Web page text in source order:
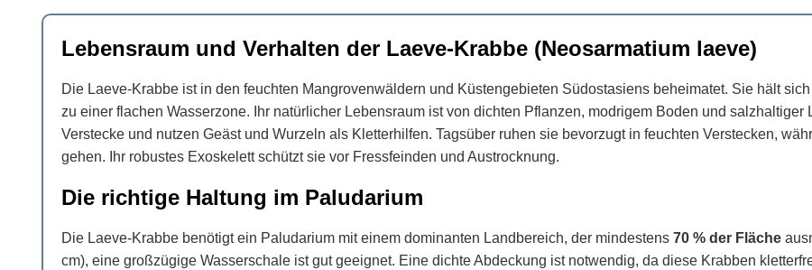
Lebensraum und Verhalten der Laeve-Krabbe (Neosarmatium laeve)
Die Laeve-Krabbe ist in den feuchten Mangrovenwäldern und Küstengebieten Südostasiens beheimatet. Sie hält
zu einer flachen Wasserzone. Ihr natürlicher Lebensraum ist von dichten Pflanzen, modrigem Boden und
Verstecke und nutzen Geäst und Wurzeln als Kletterhilfen. Tagsüber ruhen sie bevorzugt in feuchten Verstecken,
gehen. Ihr robustes Exoskelett schützt sie vor Fressfeinden und Austrocknung.
Die richtige Haltung im Paludarium
Die Laeve-Krabbe benötigt ein Paludarium mit einem dominanten Landbereich, der mindestens 70 % der Fläche
cm), eine großzügige Wasserschale ist gut geeignet. Eine dichte Abdeckung ist notwendig, da diese Krabben